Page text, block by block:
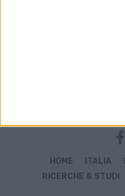
HOME ITALIA
RICERCHE & STUDI